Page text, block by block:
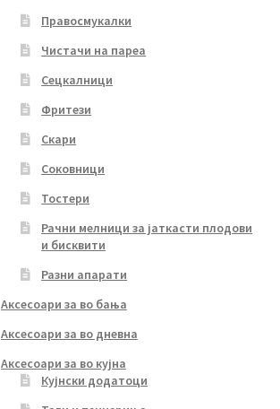
Правосмукалки
Чистачи на пареа
Сецкалници
Фритези
Скари
Соковници
Тостери
Рачни мелници за јаткасти плодови
и бисквити
Разни апарати
Аксесоари за во бања
Аксесоари за во дневна
Аксесоари за во кујна
Кујнски додатоци